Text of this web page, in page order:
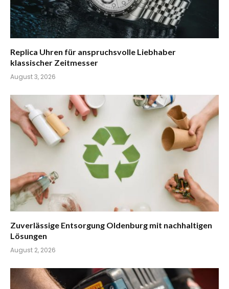
Replica Uhren für anspruchsvolle Liebhaber
klassischer Zeitmesser
August 3, 2026
Zuverlässige Entsorgung Oldenburg mit nachhaltigen
Lösungen
August 2, 2026